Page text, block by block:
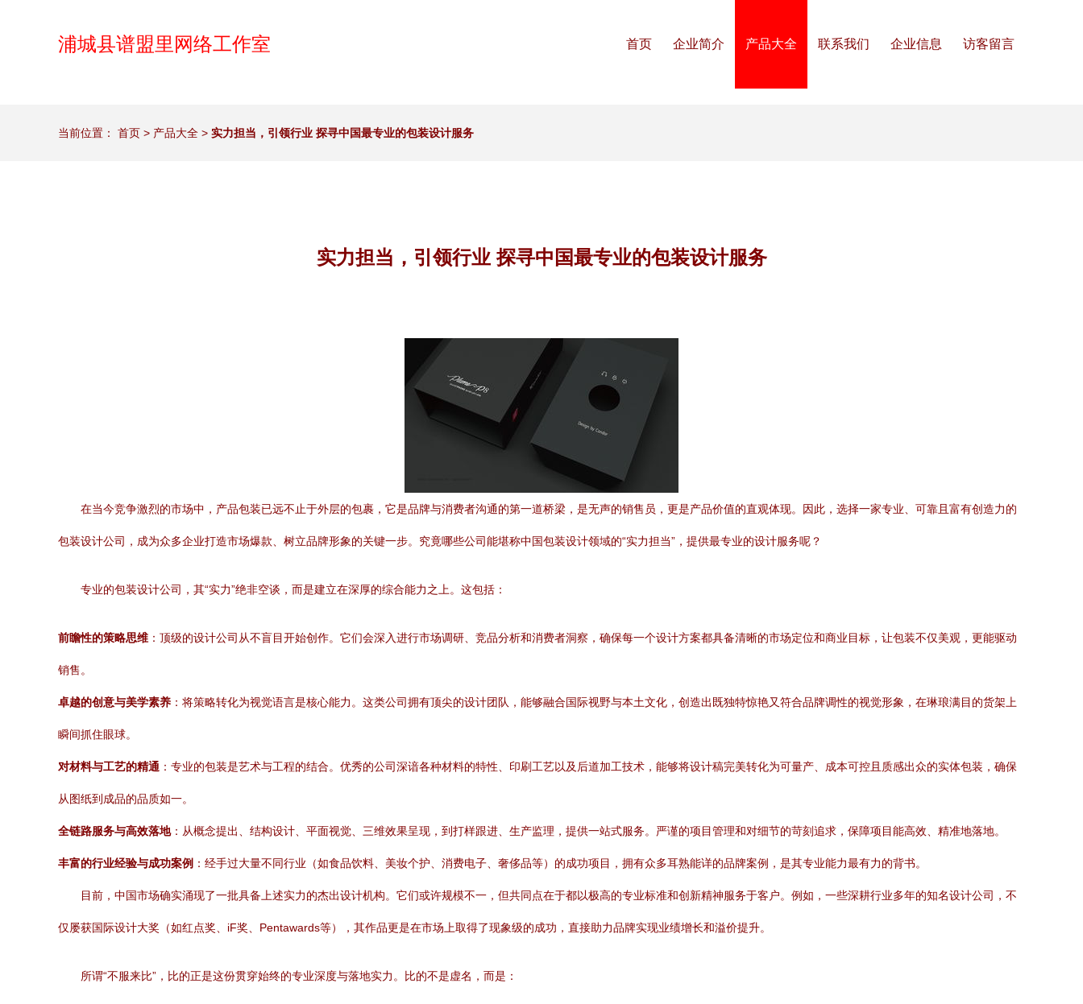
浦城县谱盟里网络工作室 首页 企业简介 产品大全 联系我们 企业信息 访客留言
当前位置： 首页 > 产品大全 > 实力担当，引领行业 探寻中国最专业的包装设计服务
实力担当，引领行业 探寻中国最专业的包装设计服务
在当今竞争激烈的市场中，产品包装已远不止于外层的包裹，它是品牌与消费者沟通的第一道桥梁，是无声的销售员，更是产品价值的直观体现。因此，选择一家专业、可靠且富有创造力的
包装设计公司，成为众多企业打造市场爆款、树立品牌形象的关键一步。究竟哪些公司能堪称中国包装设计领域的“实力担当”，提供最专业的设计服务呢？
专业的包装设计公司，其“实力”绝非空谈，而是建立在深厚的综合能力之上。这包括：
前瞻性的策略思维 ：顶级的设计公司从不盲目开始创作。它们会深入进行市场调研、竞品分析和消费者洞察，确保每一个设计方案都具备清晰的市场定位和商业目标，让包装不仅美观，更能驱动
销售。
卓越的创意与美学素养 ：将策略转化为视觉语言是核心能力。这类公司拥有顶尖的设计团队，能够融合国际视野与本土文化，创造出既独特惊艳又符合品牌调性的视觉形象，在琳琅满目的货架上
瞬间抓住眼球。
对材料与工艺的精通 ：专业的包装是艺术与工程的结合。优秀的公司深谙各种材料的特性、印刷工艺以及后道加工技术，能够将设计稿完美转化为可量产、成本可控且质感出众的实体包装，确保
从图纸到成品的品质如一。
全链路服务与高效落地：从概念提出、结构设计、平面视觉、三维效果呈现，到打样跟进、生产监理，提供一站式服务。严谨的项目管理和对细节的苛刻追求，保障项目能高效、精准地落地。
丰富的行业经验与成功案例 ：经手过大量不同行业（如食品饮料、美妆个护、消费电子、奢侈品等）的成功项目，拥有众多耳熟能详的品牌案例，是其专业能力最有力的背书。
目前，中国市场确实涌现了一批具备上述实力的杰出设计机构。它们或许规模不一，但共同点在于都以极高的专业标准和创新精神服务于客户。例如，一些深耕行业多年的知名设计公司，不
仅屡获国际设计大奖（如红点奖、iF奖、Pentawards等），其作品更是在市场上取得了现象级的成功，直接助力品牌实现业绩增长和溢价提升。
所谓“不服来比”，比的正是这份贯穿始终的专业深度与落地实力。比的不是虚名，而是：